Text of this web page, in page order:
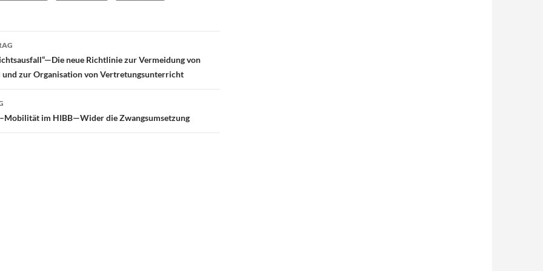
neue Richtlinie zur Vermeidung von
zur Organisation von Vertretungsunterricht
im HIBB—Wider die Zwangsumsetzung